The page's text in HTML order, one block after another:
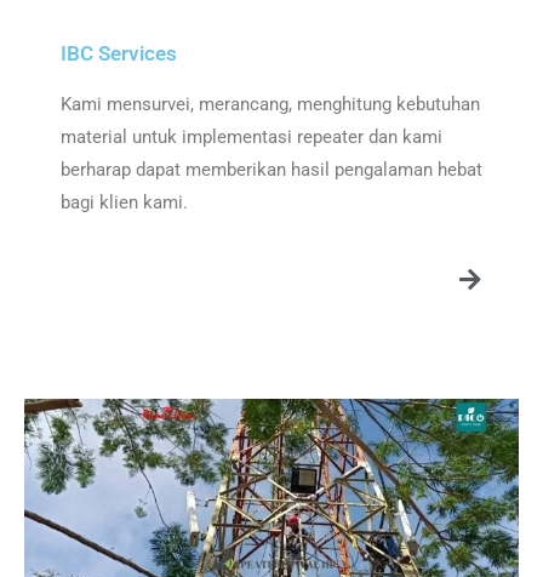
IBC Services
Kami mensurvei, merancang, menghitung kebutuhan
material untuk implementasi repeater dan kami
berharap dapat memberikan hasil pengalaman hebat
bagi klien kami.